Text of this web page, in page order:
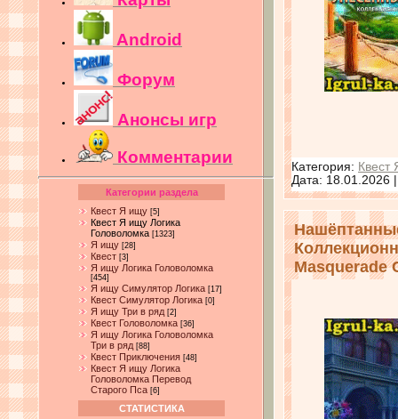
Android
Форум
Анонсы игр
Комментарии
Категории раздела
Квест Я ищу [5]
Квест Я ищу Логика
Головоломка [1323]
Я ищу [28]
Квест [3]
Я ищу Логика Головоломка
[454]
Я ищу Симулятор Логика [17]
Квест Симулятор Логика [0]
Я ищу Три в ряд [2]
Квест Головоломка [36]
Я ищу Логика Головоломка
Три в ряд [88]
Квест Приключения [48]
Квест Я ищу Логика
Головоломка Перевод
Старого Пса [6]
СТАТИСТИКА
Категория: Квест
Дата: 18.01.2026
Masquerade